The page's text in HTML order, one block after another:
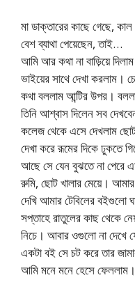
মা ডাক্তারের কাছে গেছে,
বেশ ব্যাথা পেয়েছেন, তাই…
আমি আর কথা না বাড়িয়ে
ভাইয়ের সাথে দেখা করলাম।
কথা বললাম আন্টির উপর।
তিনি আশ্বাস দিলেন সব
কলেজ থেকে এসে দেখলাম
দেখা করে রূমের দিকে ঢুকতে
আছে সে যেন বুঝতে না পেরে
রুমি, ছোট খালার মেয়ে।
দেখি আমার টেবিলের
সপ্তাহে রাতুলের কাছ থেকে
নিচে। আবার ওগুলো না দেখে
একটা বই সে চট করে তার
আমি মনে মনে হেসে ফেললাম।